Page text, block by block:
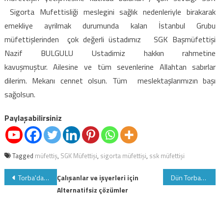
Sigorta Mufettisliği meslegini sağlık nedenleriyle birakarak
emekliye ayrilmak durumunda kalan İstanbul Grubu
müfettişlerinden çok değerli üstadımız SGK Başmüfettişi
Nazif BULGULU Ustadimiz hakkın rahmetine
kavuşmuştur. Ailesine ve tüm sevenlerine Allahtan sabırlar
dilerim. Mekanı cennet olsun. Tüm meslektaşlarımızın başı
sağolsun.
Paylaşabilirsiniz
Tagged müfettiş, SGK Müfettişi, sigorta müfettişi, ssk müfettişi
Yazı
gezinmesi
Torba'da 1.bölüm tamam, vergi cezası silinmeyecek, sgk borçlarının faiz,g.cezası, g.zammı silinecek Dün Torbanın 2.bölümü yasalaştı, Tüp bebek bekleyenlere müjde
Çalışanlar ve işyerleri için
Alternatifsiz çözümler